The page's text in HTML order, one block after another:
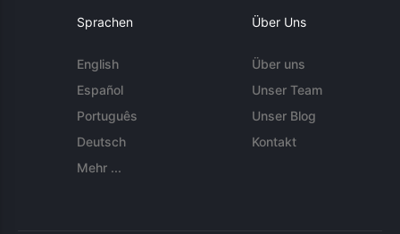
Sprachen
English
Español
Português
Deutsch
Mehr ...
Über Uns
Über uns
Unser Team
Unser Blog
Kontakt